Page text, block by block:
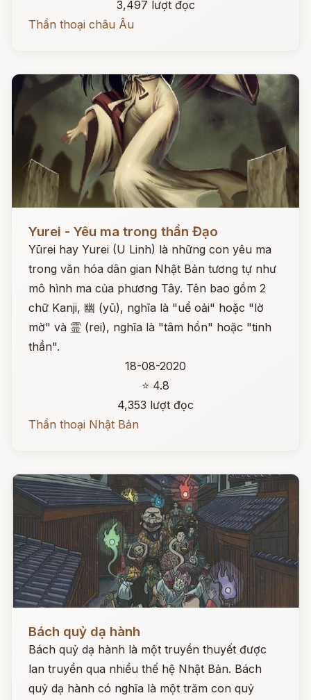
3,497 lượt đọc
Thần thoại châu Âu
Yurei - Yêu ma trong thần Đạo
Yūrei hay Yurei (U Linh) là những con yêu ma
trong văn hóa dân gian Nhật Bản tương tự như
mô hình ma của phương Tây. Tên bao gồm 2
chữ Kanji, 幽 (yū), nghĩa là "uể oải" hoặc "lờ
mờ" và 霊 (rei), nghĩa là "tâm hồn" hoặc "tinh
thần".
18-08-2020
⭐ 4.8
4,353 lượt đọc
Thần thoại Nhật Bản
Bách quỷ dạ hành
Bách quỷ dạ hành là một truyền thuyết được
lan truyền qua nhiều thế hệ Nhật Bản. Bách
quỷ dạ hành có nghĩa là một trăm con quỷ